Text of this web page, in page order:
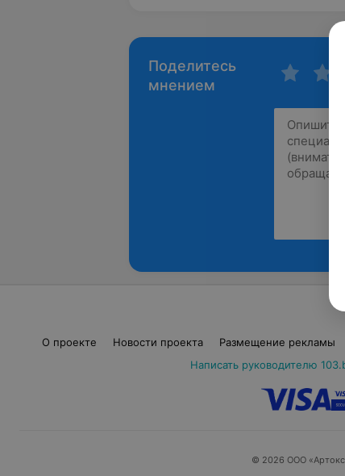
Поделитесь
мнением
О проекте Новости проекта Размещение рекламы
Написать руководителю
© 2026 ООО